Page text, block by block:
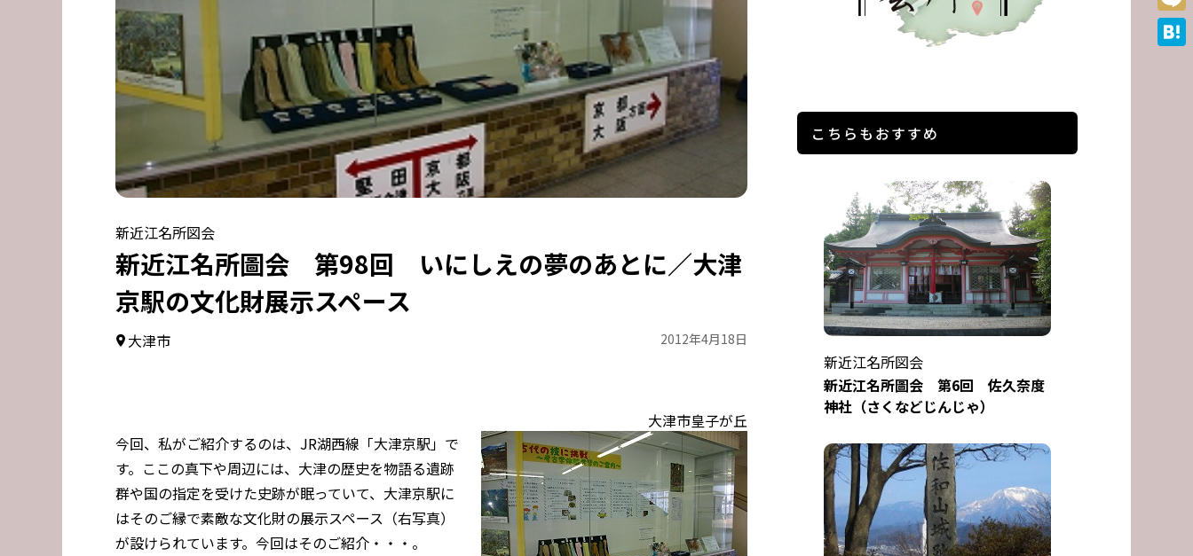
新近江名所図会
新近江名所圖会 第98回 いにしえの夢のあとに／大津
京駅の文化財展示スペース
大津市 2012年4月18日
大津市皇子が丘
今回、私がご紹介するのは、JR湖西線「大津京駅」で
す。ここの真下や周辺には、大津の歴史を物語る遺跡
群や国の指定を受けた史跡が眠っていて、大津京駅に
はそのご縁で素敵な文化財の展示スペース（右写真）
が設けられています。今回はそのご紹介・・・。
こちらもおすすめ
新近江名所図会
新近江名所圖会 第6回 佐久奈度
神社（さくなどじんじゃ）
Mixi